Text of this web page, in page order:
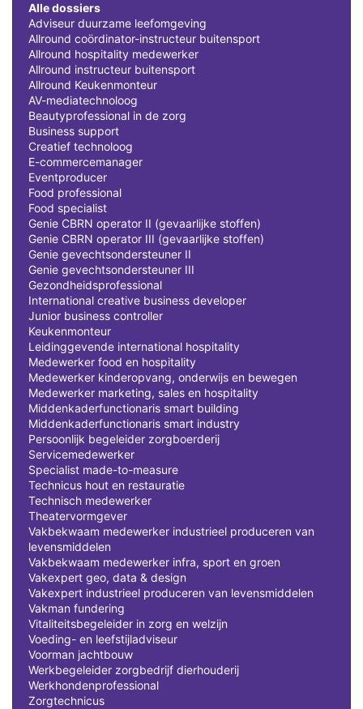
Alle dossiers
Adviseur duurzame leefomgeving
Allround coördinator-instructeur buitensport
Allround hospitality medewerker
Allround instructeur buitensport
Allround Keukenmonteur
AV-mediatechnoloog
Beautyprofessional in de zorg
Business support
Creatief technoloog
E-commercemanager
Eventproducer
Food professional
Food specialist
Genie CBRN operator II (gevaarlijke stoffen)
Genie CBRN operator III (gevaarlijke stoffen)
Genie gevechtsondersteuner II
Genie gevechtsondersteuner III
Gezondheidsprofessional
International creative business developer
Junior business controller
Keukenmonteur
Leidinggevende international hospitality
Medewerker food en hospitality
Medewerker kinderopvang, onderwijs en bewegen
Medewerker marketing, sales en hospitality
Middenkaderfunctionaris smart building
Middenkaderfunctionaris smart industry
Persoonlijk begeleider zorgboerderij
Servicemedewerker
Specialist made-to-measure
Technicus hout en restauratie
Technisch medewerker
Theatervormgever
Vakbekwaam medewerker industrieel produceren van
levensmiddelen
Vakbekwaam medewerker infra, sport en groen
Vakexpert geo, data & design
Vakexpert industrieel produceren van levensmiddelen
Vakman fundering
Vitaliteitsbegeleider in zorg en welzijn
Voeding- en leefstijladviseur
Voorman jachtbouw
Werkbegeleider zorgbedrijf dierhouderij
Werkhondenprofessional
Zorgtechnicus